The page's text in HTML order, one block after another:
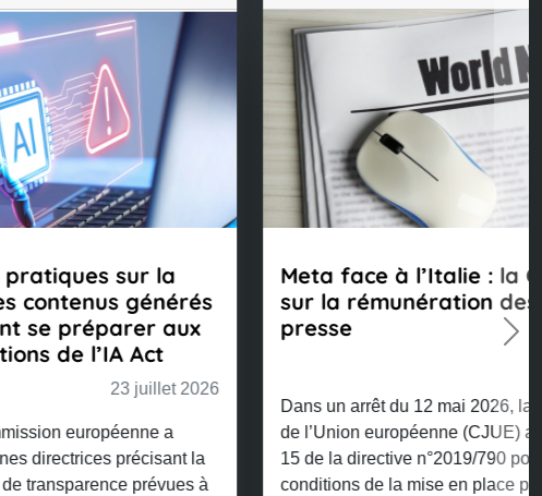
Meta face à l’Italie : la CJUE tranche
sur la rémunération des éditeurs de
presse
Dans un arrêt du 12 mai 2026, la Cour de justice
de l’Union européenne (CJUE) a interprété l’article
15 de la directive n°2019/790 pour préciser les
conditions de la mise en place par les Etats